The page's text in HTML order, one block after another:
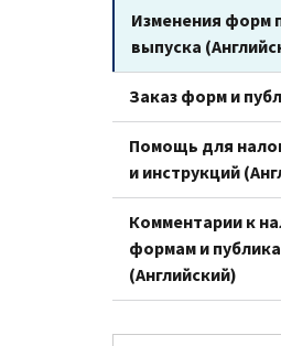
Изменения форм
выпуска
Заказ форм и
Помощь для
и инструкций
Комментарии к
формам и
(Английский)